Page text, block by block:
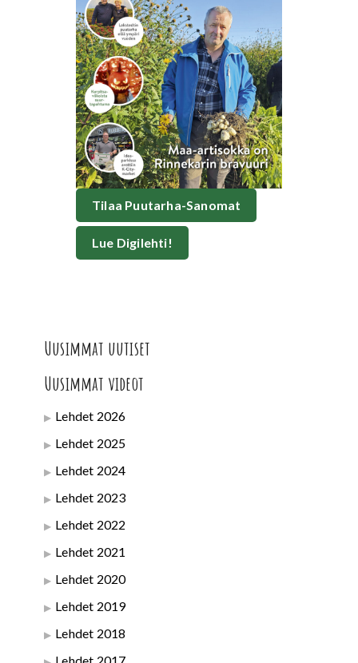
Tilaa Puutarha-Sanomat
Lue Digilehti!
Uusimmat uutiset
Uusimmat videot
Lehdet 2026
Lehdet 2025
Lehdet 2024
Lehdet 2023
Lehdet 2022
Lehdet 2021
Lehdet 2020
Lehdet 2019
Lehdet 2018